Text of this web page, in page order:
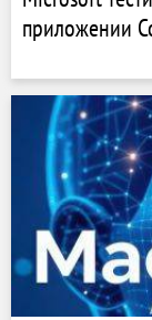
приложении